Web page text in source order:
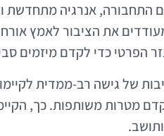
התחבורה, אנרגיה מתחדשת
את הציבור לאמץ
הפרטי כדי לקדם מיזמים
של גישה רב-ממדית
מטרות משותפות. כך,